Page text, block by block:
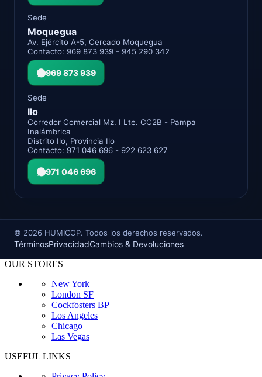
Sede
Moquegua
Av. Ejército A-5, Cercado Moquegua
Contacto: 969 873 939 - 945 290 342
969 873 939
Sede
Ilo
Corredor Comercial Mz. I Lte. CC2B - Pampa
Inalámbrica
Distrito Ilo, Provincia Ilo
Contacto: 971 046 696 - 922 623 627
971 046 696
© 2026 HUMICOP. Todos los derechos reservados.
TérminosPrivacidadCambios & Devoluciones
OUR STORES
New York
London SF
Cockfosters BP
Los Angeles
Chicago
Las Vegas
USEFUL LINKS